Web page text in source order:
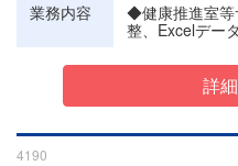
業務内容
◆健康推進室等
整、Excelデー
詳
4190